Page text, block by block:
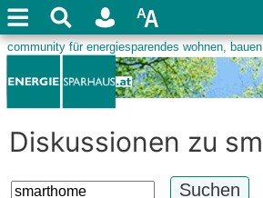
Diskussionen zu